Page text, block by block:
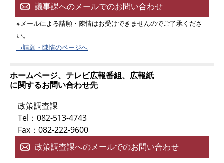
議事課へのメールでのお問い合わせ
※メールによる請願・陳情はお受けできませんのでご了承くださ
い。
→請願・陳情のページへ
ホームページ、テレビ広報番組、広報紙
に関するお問い合わせ先
政策調査課
Tel：082-513-4743
Fax：082-222-9600
政策調査課へのメールでのお問い合わせ